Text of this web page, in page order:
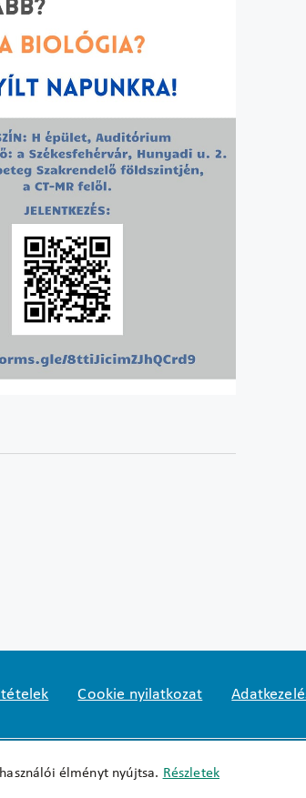
élményt nyújtsa. Részletek
Cookie nyilatkozat
+361 356 1522